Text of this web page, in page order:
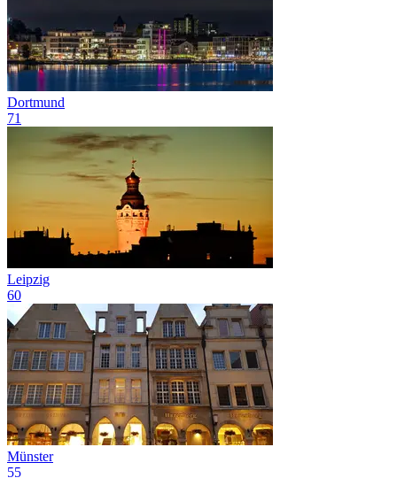
Dortmund
71
Leipzig
60
Münster
55